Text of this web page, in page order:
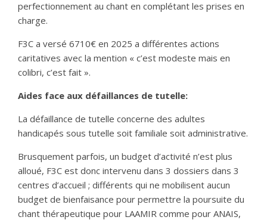
perfectionnement au chant en complétant les prises en
charge.
F3C a versé 6710€ en 2025 a différentes actions
caritatives avec la mention « c’est modeste mais en
colibri, c’est fait ».
Aides face aux défaillances de tutelle:
La défaillance de tutelle concerne des adultes
handicapés sous tutelle soit familiale soit administrative.
Brusquement parfois, un budget d’activité n’est plus
alloué, F3C est donc intervenu dans 3 dossiers dans 3
centres d’accueil ; différents qui ne mobilisent aucun
budget de bienfaisance pour permettre la poursuite du
chant thérapeutique pour LAAMIR comme pour ANAIS,